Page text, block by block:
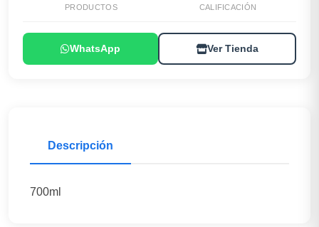
PRODUCTOS CALIFICACIÓN
WhatsApp Ver Tienda
Descripción
700ml